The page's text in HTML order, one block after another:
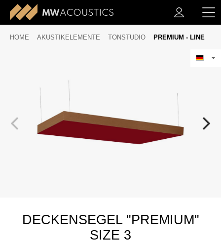
HOME AKUSTIKELEMENTE TONSTUDIO PREMIUM - LINE
DECKENSEGEL "PREMIUM"
SIZE 3